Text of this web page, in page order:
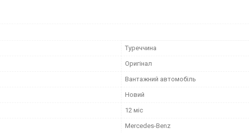
Туреччина
Оригінал
Вантажний автомобіль
Новий
12 міс
Mercedes-Benz